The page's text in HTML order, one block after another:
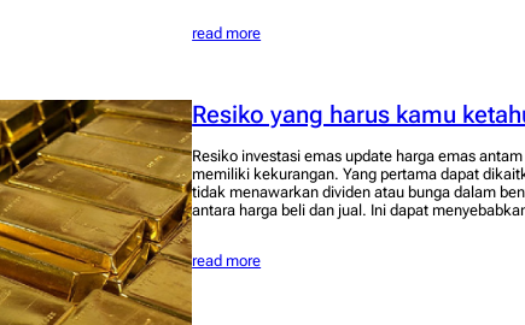
read more
Resiko yang harus kamu
Resiko investasi emas update harga emas
memiliki kekurangan. Yang pertama dapat
tidak menawarkan dividen atau bunga dalam
antara harga beli dan jual. Ini dapat
read more